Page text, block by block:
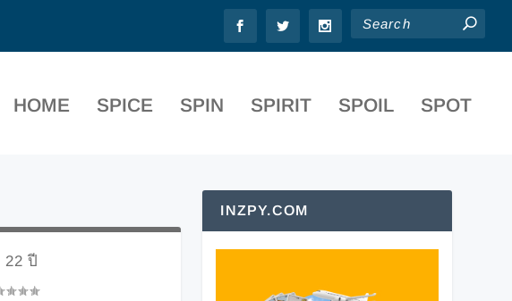
HOME SPICE SPIN SPIRIT SPOIL SPOT
ปี
INZPY.COM